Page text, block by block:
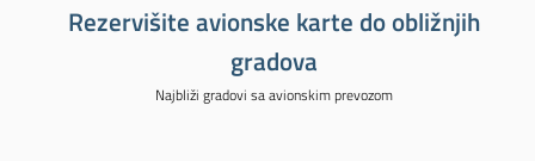
Rezervišite avionske karte do obližnjih
gradova
Najbliži gradovi sa avionskim prevozom